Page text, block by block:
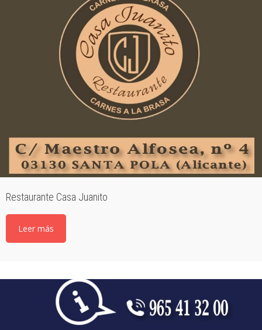
Restaurante Casa Juanito
Leer más